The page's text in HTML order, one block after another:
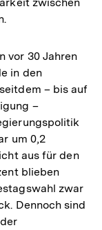
vor 30 Jahren
in den
– bis auf
–
um 0,2
aus für den
blieben
zwar
Dennoch sind